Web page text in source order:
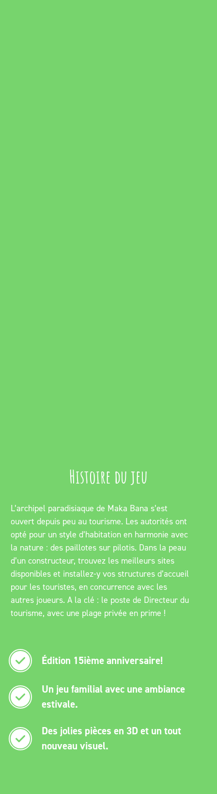
Histoire du jeu
L’archipel paradisiaque de Maka Bana s’est
ouvert depuis peu au tourisme. Les autorités ont
opté pour un style d’habitation en harmonie avec
la nature : des paillotes sur pilotis. Dans la peau
d’un constructeur, trouvez les meilleurs sites
disponibles et installez-y vos structures d’accueil
pour les touristes, en concurrence avec les
autres joueurs. A la clé : le poste de Directeur du
tourisme, avec une plage privée en prime !
Édition 15ième anniversaire!
Un jeu familial avec une ambiance
estivale.
Des jolies pièces en 3D et un tout
nouveau visuel.